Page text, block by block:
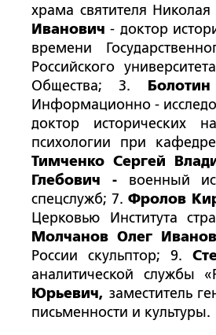
храма святителя
Иванович - доктор
времени
Российского
Общества; 3.
Информационно -
доктор исторических
психологии при
Тимченко Сергей
Глебович
- военный
спецслужб; 7.Фролов
Церковью Института
Молчанов Олег
России скульптор; 9.
аналитической службы
Юрьевич, заместитель
письменности и культуры.